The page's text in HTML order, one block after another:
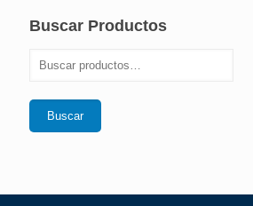
Buscar Productos
Buscar